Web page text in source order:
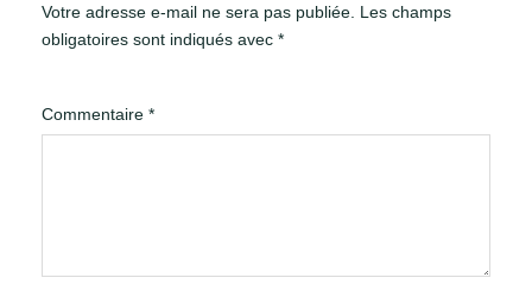
Votre adresse e-mail ne sera pas publiée. Les champs
obligatoires sont indiqués avec *
Commentaire *